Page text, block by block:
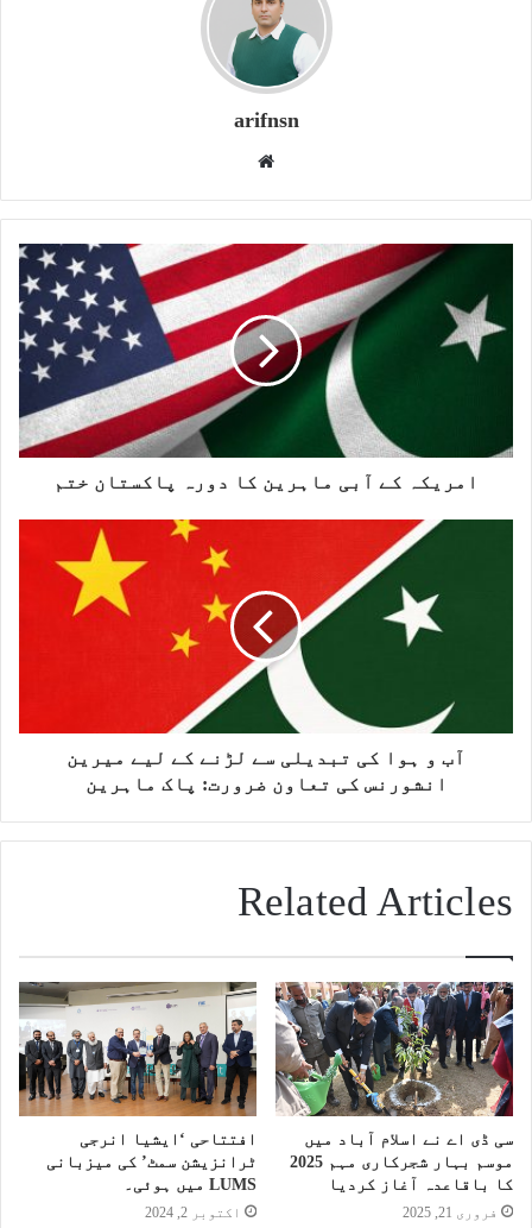
arifnsn
b
s
i
t
e
امریکہ کے آبی ماہرین کا دورہ پاکستان ختم
آب و ہوا کی تبدیلی سے لڑنے کے لیے میرین
انشورنس کی تعاون ضرورت: پاک ماہرین
Related Articles
سی ڈی اے نے اسلام آباد میں
موسم بہار شجرکاری مہم 2025
کا باقاعدہ آغاز کردیا
فروری 21, 2025
افتتاحی ‘ایشیا انرجی
ٹرانزیشن سمٹ’ کی میزبانی
LUMS میں ہوئی۔
اکتوبر 2, 2024